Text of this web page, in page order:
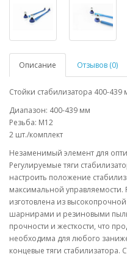
Описание Отзывов (0)
Стойки стабилизатора 400-
Диапазон: 400-439 мм
Резьба: М12
2 шт./комплект
Незаменимый элемент для
Регулируемые тяги
настроить положение
максимальной управляемости.
изготовлена из
шарнирами и резиновыми
прочности и жесткости, что
необходима для любого
концевые тяги